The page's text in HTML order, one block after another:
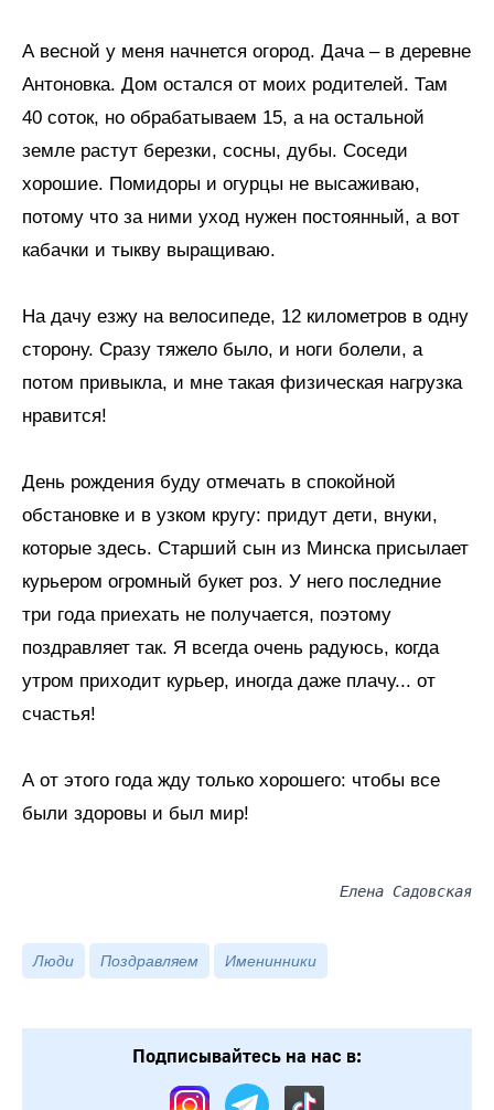
А весной у меня начнется огород. Дача – в деревне
Антоновка. Дом остался от моих родителей. Там
40 соток, но обрабатываем 15, а на остальной
земле растут березки, сосны, дубы. Соседи
хорошие. Помидоры и огурцы не высаживаю,
потому что за ними уход нужен постоянный, а вот
кабачки и тыкву выращиваю.
На дачу езжу на велосипеде, 12 километров в одну
сторону. Сразу тяжело было, и ноги болели, а
потом привыкла, и мне такая физическая нагрузка
нравится!
День рождения буду отмечать в спокойной
обстановке и в узком кругу: придут дети, внуки,
которые здесь. Старший сын из Минска присылает
курьером огромный букет роз. У него последние
три года приехать не получается, поэтому
поздравляет так. Я всегда очень радуюсь, когда
утром приходит курьер, иногда даже плачу... от
счастья!
А от этого года жду только хорошего: чтобы все
были здоровы и был мир!
Елена Садовская
Люди Поздравляем Именинники
Подписывайтесь на нас в: